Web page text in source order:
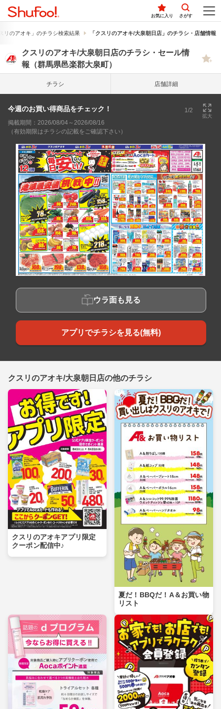
お気に入り さがす
リのアオキ」のチラシ検索結果 「クスリのアオキ/大泉朝日店」のチラシ・店舗情報
クスリのアオキ/大泉朝日店のチラシ・セール情
報（群馬県邑楽郡大泉町）
チラシ 店舗詳細
今週のお買い得商品をチェック！ 1/2
拡大
掲載期間：2026/08/04～2026/08/16
（有効期限はチラシの記載をご確認下さい）
ウラ面も見る
アプリでチラシを見る(無料)
クスリのアオキ/大泉朝日店の他のチラシ
クスリのアオキアプリ限定
クーポン配信中♪
夏だ！BBQだ！A＆お買い物
リスト